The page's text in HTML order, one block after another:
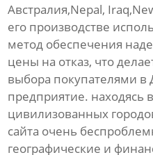
Австралия,Nepal,
его производстве
метод обеспечения
цены на отказ, что
выбора покупателями
предприятие. находясь
цивилизованных
сайта очень
географические и